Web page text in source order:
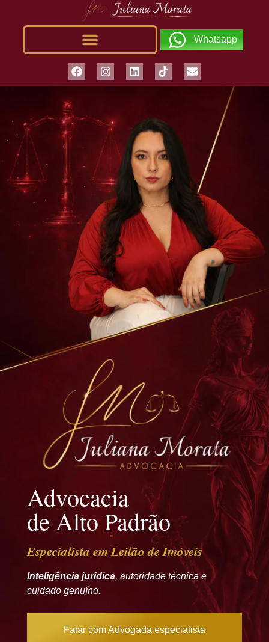
Whatsapp
Advocacia
de Alto Padrão
Especialista em Leilão de Imóveis
Inteligência jurídica, autoridade técnica e
cuidado genuíno.
Falar com Advogada especialista